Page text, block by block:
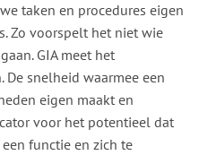
taken en procedures eigen
Zo voorspelt het niet wie
GIA meet het
De snelheid waarmee een
eigen maakt en
voor het potentieel dat
functie en zich te